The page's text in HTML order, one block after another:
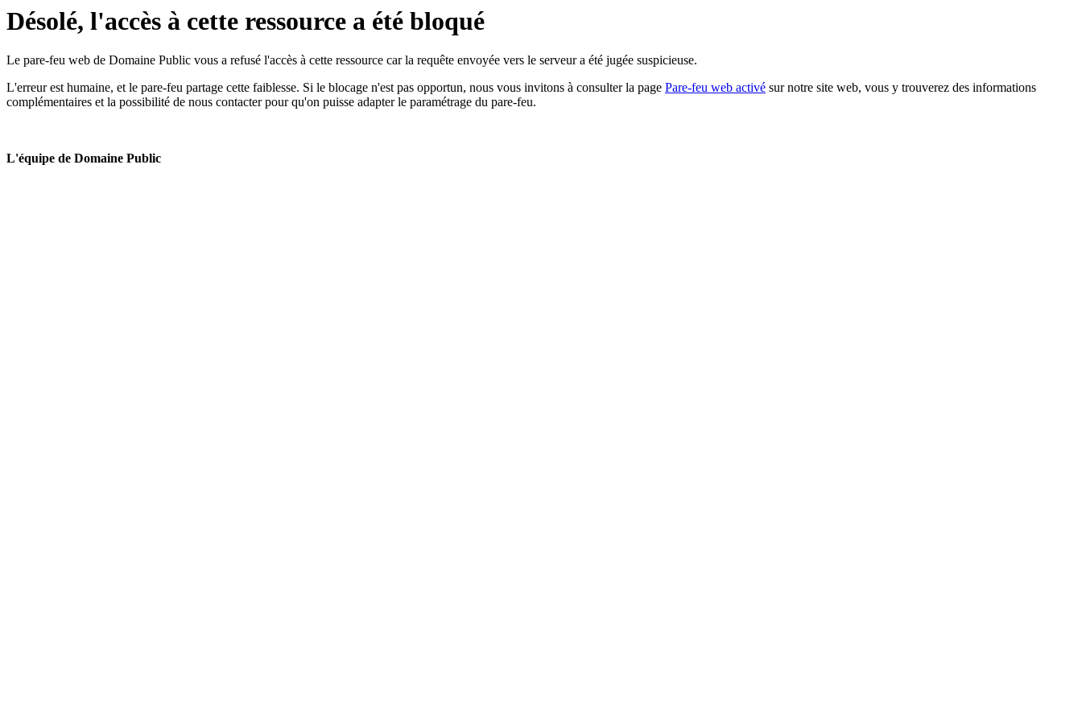
Désolé, l'accès à cette ressource a été bloqué
Le pare-feu web de Domaine Public vous a refusé l'accès à cette ressource car la requête envoyée vers le serveur a été jugée suspicieuse.
L'erreur est humaine, et le pare-feu partage cette faiblesse. Si le blocage n'est pas opportun, nous vous invitons à consulter la page Pare-feu web activé sur notre site web, vous y trouverez des informations
complémentaires et la possibilité de nous contacter pour qu'on puisse adapter le paramétrage du pare-feu.
L'équipe de Domaine Public